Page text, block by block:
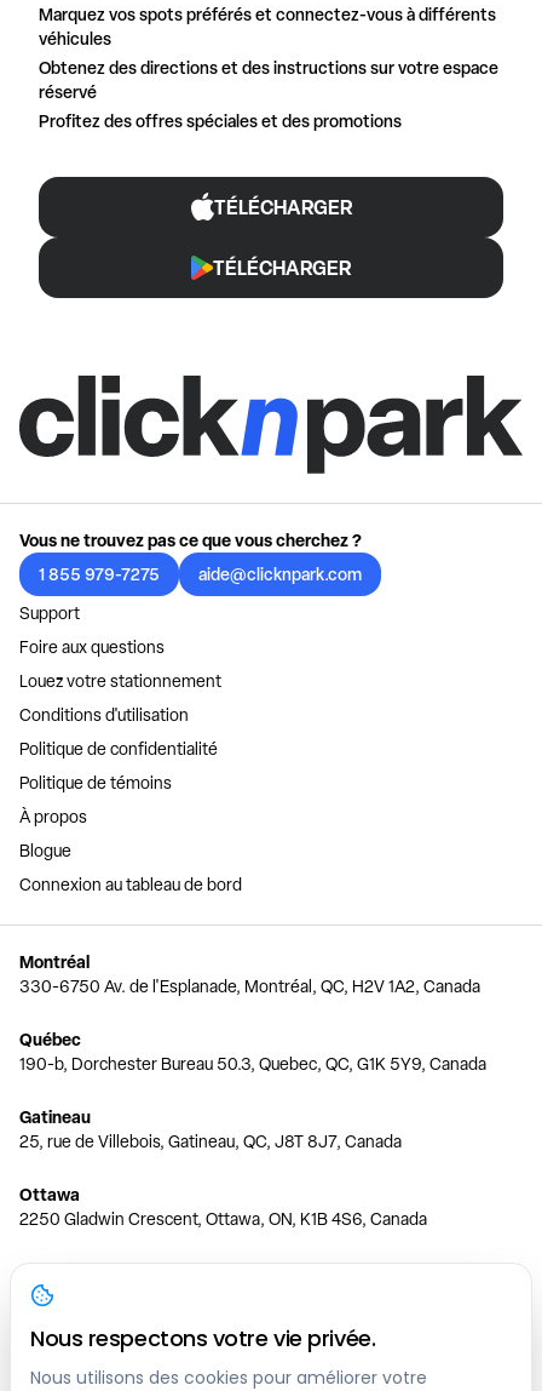
Marquez vos spots préférés et connectez-vous à différents
véhicules
Obtenez des directions et des instructions sur votre espace
réservé
Profitez des offres spéciales et des promotions
TÉLÉCHARGER
TÉLÉCHARGER
Vous ne trouvez pas ce que vous cherchez ?
1 855 979-7275
aide@clicknpark.com
Support
Foire aux questions
Louez votre stationnement
Conditions d'utilisation
Politique de confidentialité
Politique de témoins
À propos
Blogue
Connexion au tableau de bord
Montréal
330-6750 Av. de l'Esplanade, Montréal, QC, H2V 1A2, Canada
Québec
190-b, Dorchester Bureau 50.3, Quebec, QC, G1K 5Y9, Canada
Gatineau
25, rue de Villebois, Gatineau, QC, J8T 8J7, Canada
Ottawa
2250 Gladwin Crescent, Ottawa, ON, K1B 4S6, Canada
Toronto
150 Ferrand Dr, 6th Floor, Toronto, ON, M3C 3E5, Canada
Vancouver
1200 W 73rd Ave #1415, Vancouver, BC, V6P 6G5, Canada
Nous respectons votre vie privée.
Nous utilisons des cookies pour améliorer votre